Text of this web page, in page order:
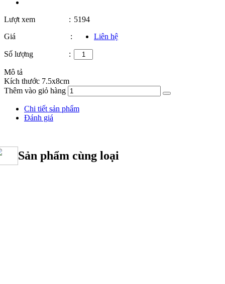
Lượt xem : 5194
Giá
: Liên hệ
Số lượng :
Mô tả
Kích thước 7.5x8cm
Thêm vào giỏ hàng
Chi tiết sản phẩm
Đánh giá
Sản phẩm cùng loại